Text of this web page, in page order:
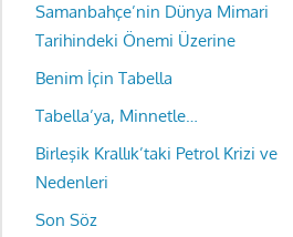
Samanbahçe’nin Dünya Mimari
Tarihindeki Önemi Üzerine
Benim İçin Tabella
Tabella’ya, Minnetle…
Birleşik Krallık’taki Petrol Krizi ve
Nedenleri
Son Söz